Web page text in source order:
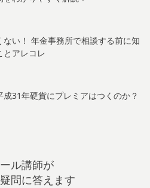
ない！ 年金事務所で相談する前に知
とアレコレ
成31年硬貨にプレミアはつくのか？
ル講師が
問に答えます